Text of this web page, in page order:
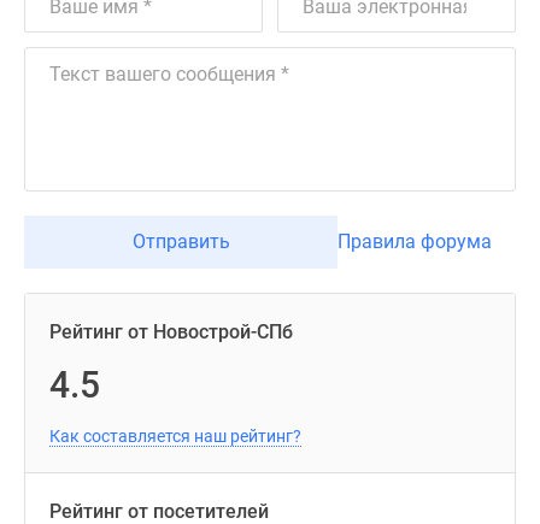
Отправить Правила форума
Рейтинг от Новострой-СПб
4.5
Как составляется наш рейтинг?
Рейтинг от посетителей